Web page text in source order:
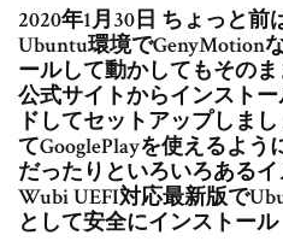
2020年1月30日 ちょっと前
Ubuntu環境でGenyMotion
ールして動かしてもその
公式サイトからインスト
ドしてセットアップしま
てGooglePlayを使えるよ
だったりといろいろある
Wubi UEFI対応最新版で
として安全にインストール